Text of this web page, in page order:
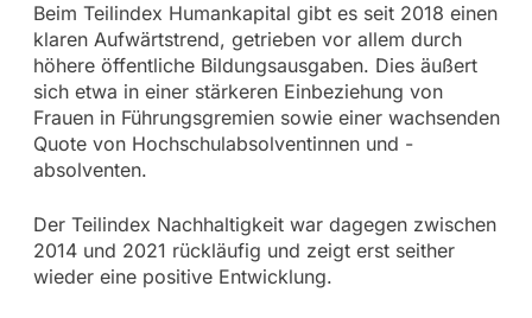
Beim Teilindex Humankapital gibt es seit 2018 einen
klaren Aufwärtstrend, getrieben vor allem durch
höhere öffentliche Bildungsausgaben. Dies äußert
sich etwa in einer stärkeren Einbeziehung von
Frauen in Führungsgremien sowie einer wachsenden
Quote von Hochschulabsolventinnen und -
absolventen.
Der Teilindex Nachhaltigkeit war dagegen zwischen
2014 und 2021 rückläufig und zeigt erst seither
wieder eine positive Entwicklung.